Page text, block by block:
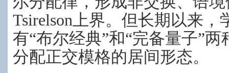
Tsirelson上界。但长期以来
有“布尔经典”和“完备量子”
分配正交模格的居间形态。